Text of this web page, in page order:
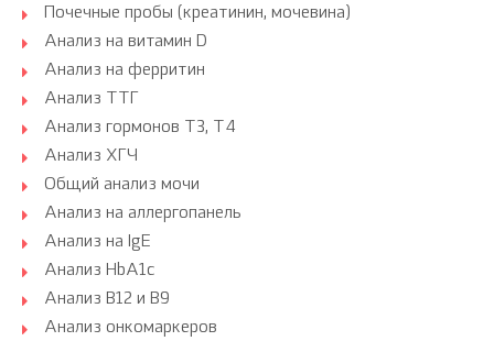
Почечные пробы (креатинин, мочевина)
Анализ на витамин D
Анализ на ферритин
Анализ ТТГ
Анализ гормонов Т3, Т4
Анализ ХГЧ
Общий анализ мочи
Анализ на аллергопанель
Анализ на IgE
Анализ HbA1c
Анализ B12 и B9
Анализ онкомаркеров